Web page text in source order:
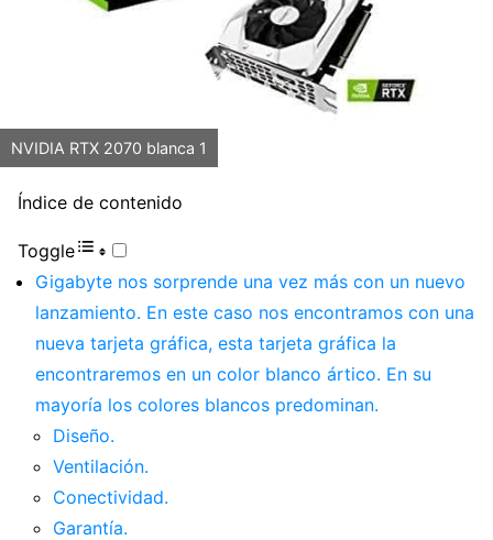
NVIDIA RTX 2070 blanca 1
Índice de contenido
Toggle
Gigabyte nos sorprende una vez más con un nuevo
lanzamiento. En este caso nos encontramos con una
nueva tarjeta gráfica, esta tarjeta gráfica la
encontraremos en un color blanco ártico. En su
mayoría los colores blancos predominan.
Diseño.
Ventilación.
Conectividad.
Garantía.